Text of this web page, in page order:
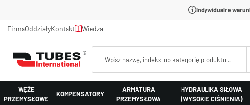
Indywidualne
FirmaOddziałyKontakt Wiedza
WĘŻE
PRZEMYSŁOWE
KOMPENSATORY
ARMATURA
PRZEMYSŁOWA
HYDRAULIKA SIŁOWA
(WYSOKIE CIŚNIENIA)